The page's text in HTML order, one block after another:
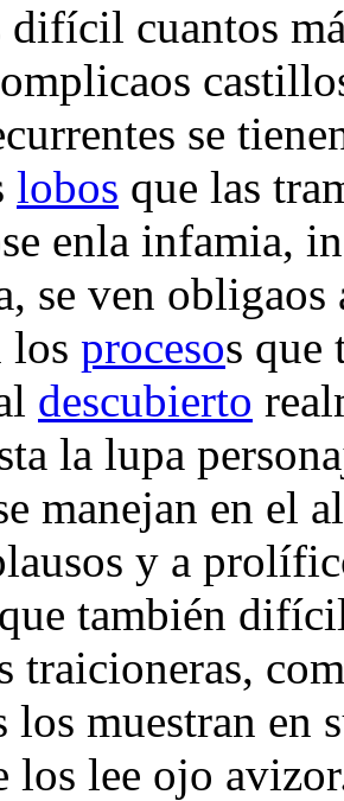
difícil cuantos
se
lobos que las
enla infamia,
se ven
los procesos que
descubierto
la lupa
manejan en el
y a
también
traicioneras,
los muestran en
los lee ojo